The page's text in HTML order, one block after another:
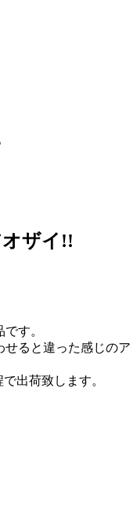
オザイ!!
す。
ると違った感じのア
出荷致します。